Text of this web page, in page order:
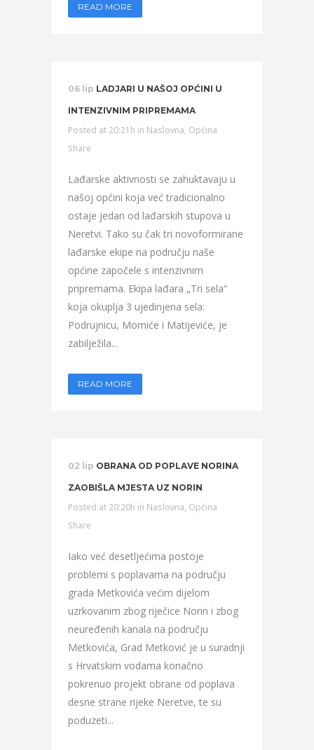
READ MORE
06 lip LADJARI U NAŠOJ OPĆINI U
INTENZIVNIM PRIPREMAMA
Posted at 20:21h in Naslovna, Općina
Share
Lađarske aktivnosti se zahuktavaju u
našoj općini koja već tradicionalno
ostaje jedan od lađarskih stupova u
Neretvi. Tako su čak tri novoformirane
lađarske ekipe na području naše
općine započele s intenzivnim
pripremama. Ekipa lađara „Tri sela“
koja okuplja 3 ujedinjena sela:
Podrujnicu, Momiće i Matijeviće, je
zabilježila...
READ MORE
02 lip OBRANA OD POPLAVE NORINA
ZAOBIŠLA MJESTA UZ NORIN
Posted at 20:20h in Naslovna, Općina
Share
Iako već desetljećima postoje
problemi s poplavama na području
grada Metkovića većim dijelom
uzrkovanim zbog riječice Norin i zbog
neuređenih kanala na području
Metkovića, Grad Metković je u suradnji
s Hrvatskim vodama konačno
pokrenuo projekt obrane od poplava
desne strane rijeke Neretve, te su
poduzeti...